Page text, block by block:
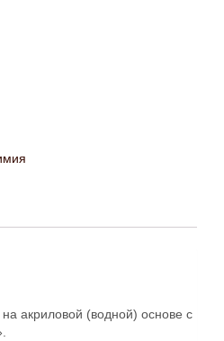
акриловой (водной) основе с